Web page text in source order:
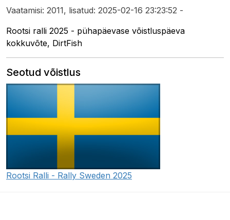
Vaatamisi: 2011, lisatud: 2025-02-16 23:23:52 -
Rootsi ralli 2025 - pühapäevase võistluspäeva
kokkuvõte, DirtFish
Seotud võistlus
Rootsi Ralli - Rally Sweden 2025